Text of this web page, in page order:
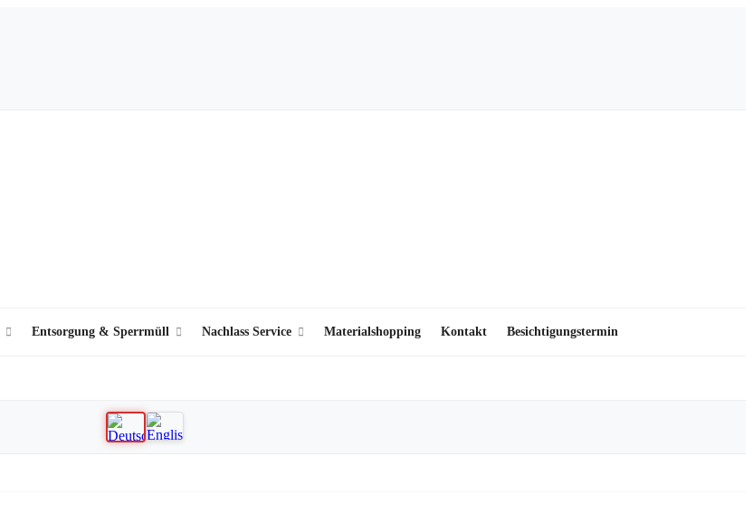
Entsorgung & Sperrmüll Nachlass Service Materialshopping Kontakt Besichtigungstermin